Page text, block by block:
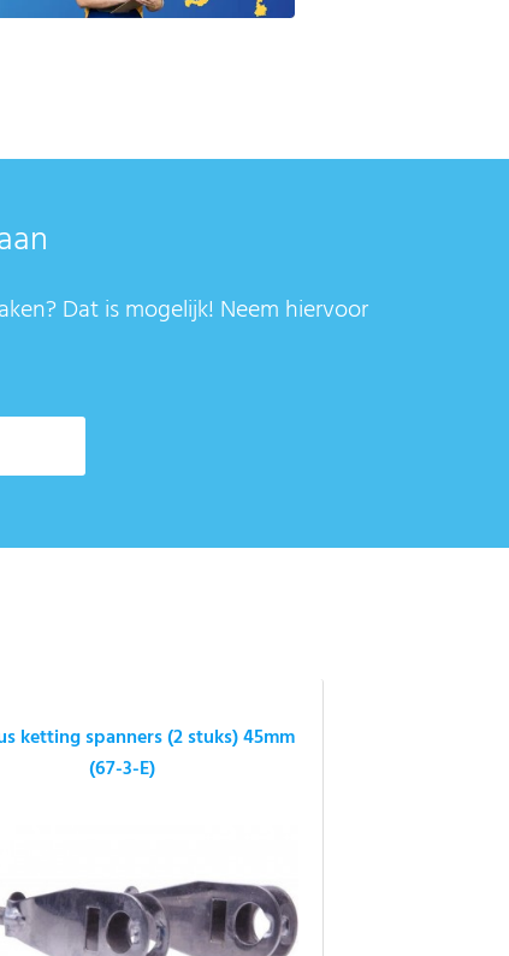
Dat is mogelijk! Neem hiervoor
ketting spanners (2 stuks) 45mm
(67-3-E)